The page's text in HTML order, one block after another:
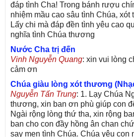
đáp tình Cha! Trong bánh rượu
nhiệm mầu cao sâu tình Chúa, xót
Lấy chi mà đáp đền tình yêu cao
nghĩa tình Chúa thương
Nước Cha trị đến
Vinh Nguyễn Quang: xin vui lòng
cảm ơn
Chúa giàu lòng xót thương
Nguyễn Tấn Trung: 1. Lạy Chúa
thương, xin ban ơn phù giúp con
Ngài rộng lòng thứ tha, xin rộng
ban cho con đầy hồng ân chan
say men tình Chúa. Chúa yêu con